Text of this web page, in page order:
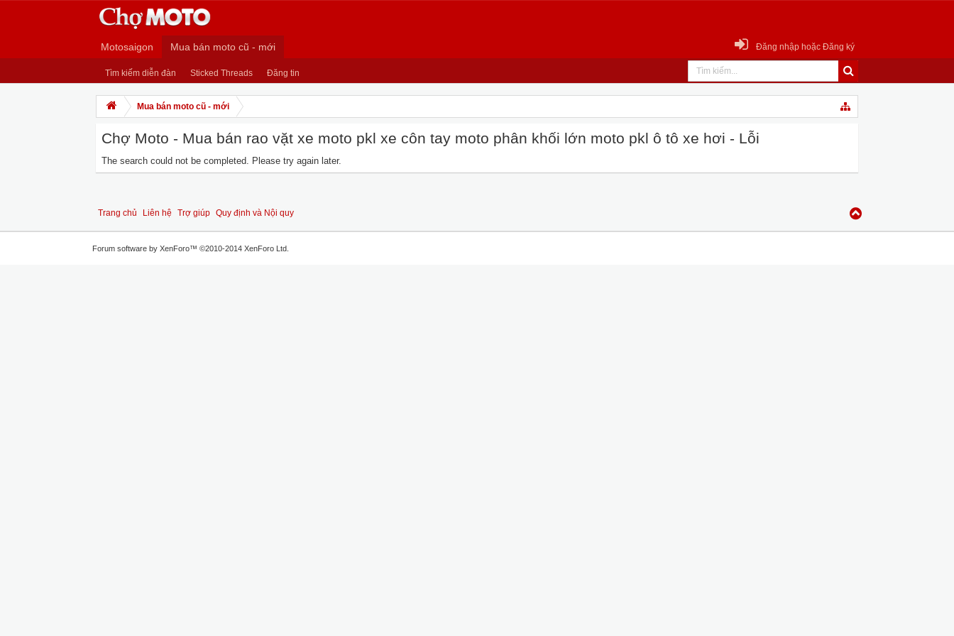
Motosaigon Mua bán moto cũ - mới
Tìm kiếm diễn đàn Sticked Threads Đăng tin
Đăng nhập hoặc Đăng ký
Mua bán moto cũ - mới
Chợ Moto - Mua bán rao vặt xe moto pkl xe côn tay moto phân khối lớn moto pkl ô tô xe hơi - Lỗi
The search could not be completed. Please try again later.
Trang chủ Liên hệ Trợ giúp Quy định và Nội quy
Forum software by XenForo™ ©2010-2014 XenForo Ltd.